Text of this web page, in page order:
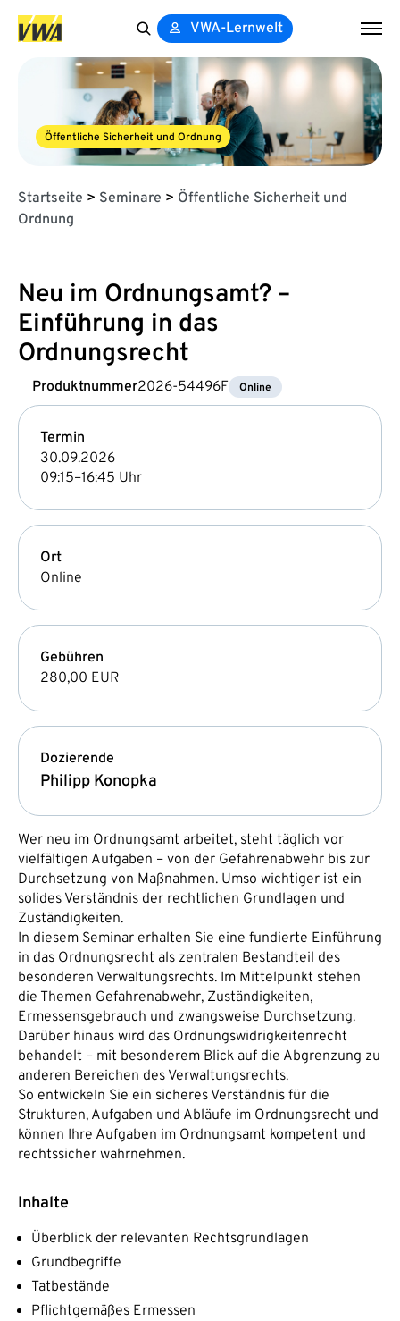
for:
VWA-Lernwelt
Öffentliche Sicherheit und Ordnung
Startseite > Seminare > Öffentliche Sicherheit und
Ordnung
Neu im Ordnungsamt? –
Einführung in das
Ordnungsrecht
Produktnummer2026-54496F Online
Termin
30.09.2026
09:15–16:45 Uhr
Ort
Online
Gebühren
280,00 EUR
Dozierende
Philipp Konopka
Wer neu im Ordnungsamt arbeitet, steht täglich vor
vielfältigen Aufgaben – von der Gefahrenabwehr bis zur
Durchsetzung von Maßnahmen. Umso wichtiger ist ein
solides Verständnis der rechtlichen Grundlagen und
Zuständigkeiten.
In diesem Seminar erhalten Sie eine fundierte Einführung
in das Ordnungsrecht als zentralen Bestandteil des
besonderen Verwaltungsrechts. Im Mittelpunkt stehen
die Themen Gefahrenabwehr, Zuständigkeiten,
Ermessensgebrauch und zwangsweise Durchsetzung.
Darüber hinaus wird das Ordnungswidrigkeitenrecht
behandelt – mit besonderem Blick auf die Abgrenzung zu
anderen Bereichen des Verwaltungsrechts.
So entwickeln Sie ein sicheres Verständnis für die
Strukturen, Aufgaben und Abläufe im Ordnungsrecht und
können Ihre Aufgaben im Ordnungsamt kompetent und
rechtssicher wahrnehmen.
Inhalte
Überblick der relevanten Rechtsgrundlagen
Grundbegriffe
Tatbestände
Pflichtgemäßes Ermessen